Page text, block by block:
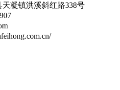
凝镇洪溪斜红路338号